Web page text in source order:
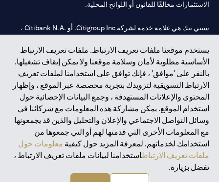
يستخدم موقعنا ملفات تعريف الارتباط. ملفات تعريف الارتباط
الأساسية مطلوبة لأمان وسلامة موقعنا ولا يمكن إيقاف تشغيلها.
بالنقر على 'موافق' ، فإنك توافق على استخدامنا لملفات تعريف
الارتباط التسويقية لتزويدك بتجربة مخصصة عبر الموقع ، وإظهار
المحتوى والإعلانات المستهدفة ، وجمع البيانات الإحصائية حول
استخدام الموقع. يمكن مشاركة هذه المعلومات مع شركائنا في
وسائل التواصل الاجتماعي والإعلان والتحليل والذين قد يجمعونها
مع المعلومات الأخرى التي قدمتها لهم أو التي جمعوها من
استخدامك لخدماتهم. لمعرفة المزيد حول كيفية معلومات حول
ملفات تعريف الارتباطاستخدامنا لبيانات ملفات تعريف الارتباط ،
تفضل بزيارة.
الاستثمارات مخالفًا للقانون أو اللوائح المحلية.
سيتي بنك هي علامة خدمة لشركة Citigroup Inc. أو .Citibank N.A ،
سيتي بنك إن. إيه. الإمارات مسجل لدى مصرف الإمارات المركزي تحت
أرقام التراخيص 202563 لفرع الوصل في دبي، 531989 لفرع مول
الإمارات في دبي، و CN-1002019 لفرع أبوظبي. هاتف: 4000 311 04.
فرع سيتي بنك إن إيه - الإمارات العربية المتحدة مرخص من مصرف
الإمارات العربية المتحدة المركزي كفرع لبنك أجنبي.
سيتي بنك إن إيه الإمارات العربية المتحدة مرخص من هيئة الأوراق المالية
والسلع في الإمارات العربية المتحدة ("SCA") للقيام بالنشاط المالي لـ أ)
الاستشارات المالية والتعريف والترويج بموجب ترخيص رقم
20200000097 ب) وسيط تداول في الأسواق الدولية بموجب ترخيص